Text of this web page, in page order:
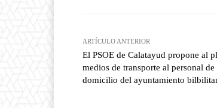
ARTÍCULO ANTERIOR
El PSOE de Calatayud propone al
medios de transporte al personal de
domicilio del ayuntamiento